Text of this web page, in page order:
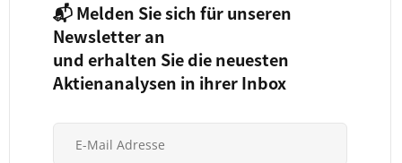
📬 Melden Sie sich für unseren
Newsletter an
und erhalten Sie die neuesten
Aktienanalysen in ihrer Inbox